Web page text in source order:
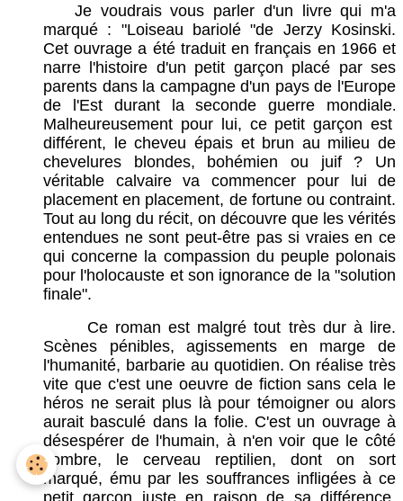
Je voudrais vous parler d'un livre qui m'a
marqué : "Loiseau bariolé "de Jerzy Kosinski.
Cet ouvrage a été traduit en français en 1966 et
narre l'histoire d'un petit garçon placé par ses
parents dans la campagne d'un pays de l'Europe
de l'Est durant la seconde guerre mondiale.
Malheureusement pour lui, ce petit garçon est
différent, le cheveu épais et brun au milieu de
chevelures blondes, bohémien ou juif ? Un
véritable calvaire va commencer pour lui de
placement en placement, de fortune ou contraint.
Tout au long du récit, on découvre que les vérités
entendues ne sont peut-être pas si vraies en ce
qui concerne la compassion du peuple polonais
pour l'holocauste et son ignorance de la "solution
finale".
Ce roman est malgré tout très dur à lire.
Scènes pénibles, agissements en marge de
l'humanité, barbarie au quotidien. On réalise très
vite que c'est une oeuvre de fiction sans cela le
héros ne serait plus là pour témoigner ou alors
aurait basculé dans la folie. C'est un ouvrage à
désespérer de l'humain, à n'en voir que le côté
sombre, le cerveau reptilien, dont on sort
marqué, ému par les souffrances infligées à ce
petit garçon juste en raison de sa différence.